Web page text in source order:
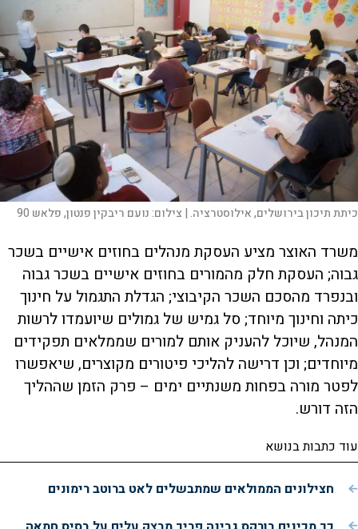
כיתת תיכון בירושלים, אילוסטרציה. | צילום:נועם ריבקין פנטון, פלאש 90
משרד האוצר מציע העסקת מנהלים בחוזים אישיים בשכר
גבוה; העסקת חלק מהמורים בחוזים אישיים בשכר גבוה
ובנפרד מהסכם השכר הקיבוצי; הגדלת התגמול על חינוך
כיתה וחינוך מיוחד; סל גמיש של גמולים שיועמדו לרשות
המנהל, שיוכל להעניק אותם למורים שממלאים תפקידים
מיוחדים; וכן דרישה להליכי פיטורים מקוצרים, שיאפשרו
לפטר מורה בפחות משנתיים ימים – פרק הזמן שההליך
הזה דורש.
עוד כתבות בנושא
חצילונים הממולאים שמתבשלים לאט ברוטב רימונים